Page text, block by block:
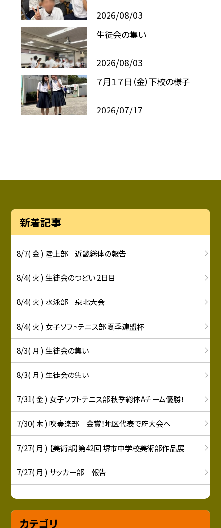
2026/08/03
生徒会の集い
2026/08/03
７月１７日（金）下校の様子
2026/07/17
新着記事
8/7( 金 ) 陸上部 近畿総体の報告
8/4( 火 ) 生徒会のつどい 2日目
8/4( 火 ) 水泳部 泉北大会
8/4( 火 ) 女子ソフトテニス部 夏季連盟杯
8/3( 月 ) 生徒会の集い
8/3( 月 ) 生徒会の集い
7/31( 金 ) 女子ソフトテニス部 秋季総体Aチーム優勝！
7/30( 木 ) 吹奏楽部 金賞！地区代表で府大会へ
7/27( 月 ) 【美術部】第42回 堺市中学校美術部作品展
7/27( 月 ) サッカー部 報告
カテゴリ